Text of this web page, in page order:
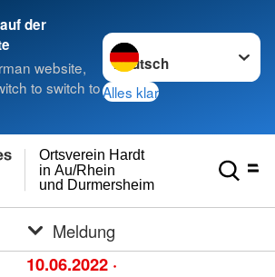
der
website,
to switch to
Sprache wechseln zu
Alles klar
und Durmersheim
in Au/Rhein
Ortsverein Hardt
Meldung
10.06.2022 ·